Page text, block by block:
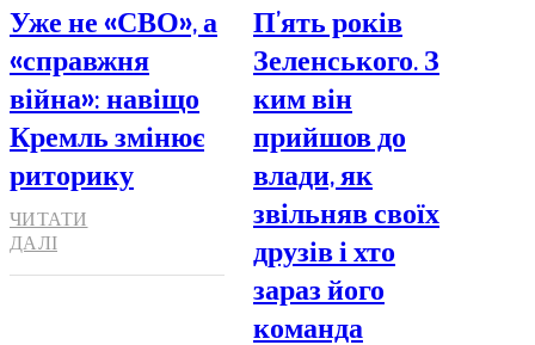
Уже не «СВО», а
«справжня
війна»: навіщо
Кремль змінює
риторику
ЧИТАТИ
ДАЛІ
П’ять років
Зеленського. З
ким він
прийшов до
влади, як
звільняв своїх
друзів і хто
зараз його
команда